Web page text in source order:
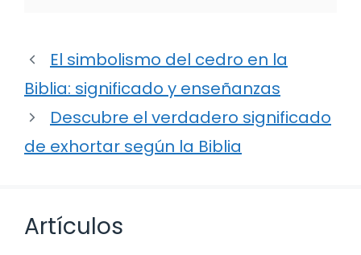
El simbolismo del cedro en la
Biblia: significado y enseñanzas
Descubre el verdadero significado
de exhortar según la Biblia
Artículos